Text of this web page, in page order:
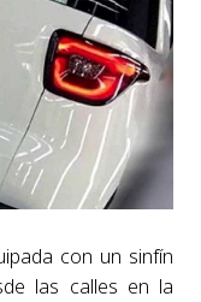
con un sinfín
las calles en la